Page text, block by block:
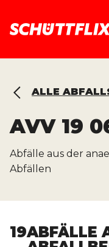
ALLE
AVV 19
Abfälle aus der
Abfällen
19ABFÄLLE